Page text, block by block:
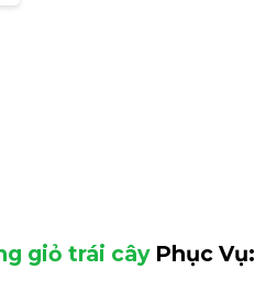
giỏ trái câyPhục Vụ: